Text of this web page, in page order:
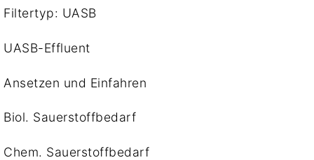
Filtertyp: UASB
UASB-Effluent
Ansetzen und Einfahren
Biol. Sauerstoffbedarf
Chem. Sauerstoffbedarf